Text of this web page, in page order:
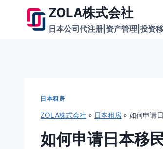
ZOLA株式会社
日本公司代注册|资产管理|投资
日本租房
ZOLA株式会社 » 日本租房 » 如何申请
如何申请日本移